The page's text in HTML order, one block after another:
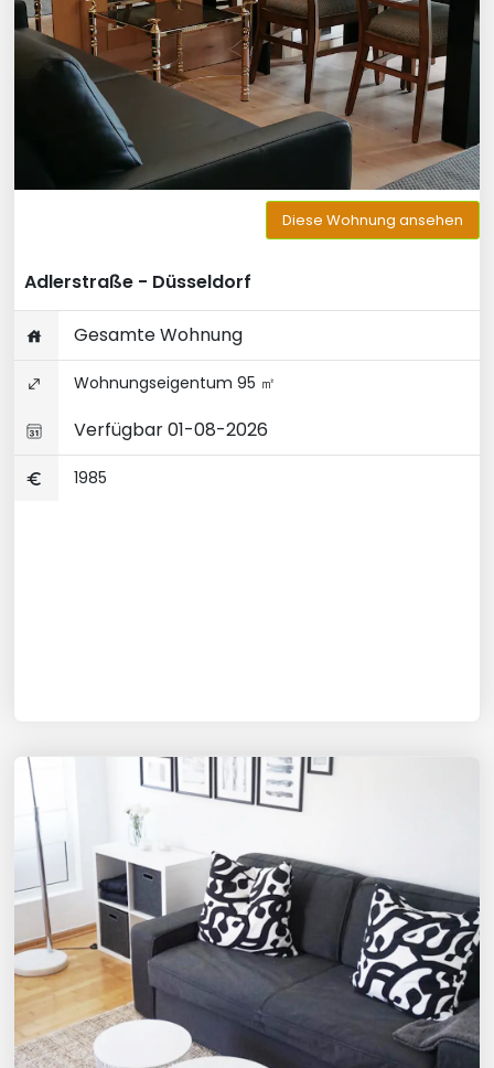
Diese Wohnung ansehen
Adlerstraße - Düsseldorf
Gesamte Wohnung
Wohnungseigentum 95 ㎡
Verfügbar 01-08-2026
1985